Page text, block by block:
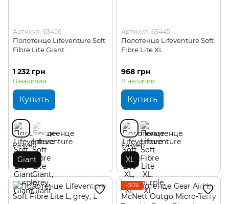
Артикул: 63456
Полотенце Lifeventure Soft
Fibre Lite Giant
1 232 грн
В наличии
Купить
Размер
Giant
Артикул: 63445
Полотенце Lifeventure Soft
Fibre Lite XL
968 грн
В наличии
Купить
Размер
XL
−30%